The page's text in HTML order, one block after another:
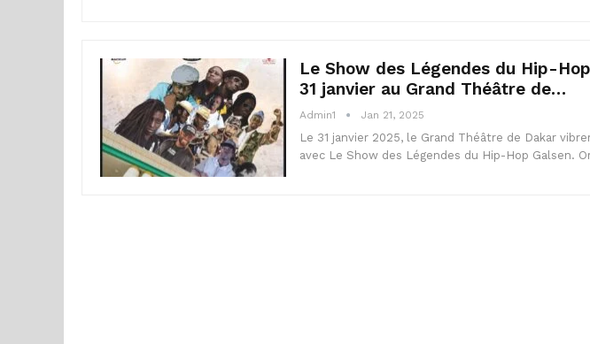
Le Show des Légendes du Hip-
31 janvier au Grand Théâtre de…
Admin1 Jan 21, 2025
Le 31 janvier 2025, le Grand Théâtre de Dakar
avec Le Show des Légendes du Hip-Hop Galsen.